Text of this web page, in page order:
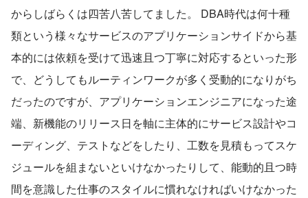
からしばらくは四苦八苦してました。 DBA時代は何十種
類という様々なサービスのアプリケーションサイドから基
本的には依頼を受けて迅速且つ丁寧に対応するといった形
で、どうしてもルーティンワークが多く受動的になりがち
だったのですが、アプリケーションエンジニアになった途
端、新機能のリリース日を軸に主体的にサービス設計やコ
ーディング、テストなどをしたり、工数を見積もってスケ
ジュールを組まないといけなかったりして、能動的且つ時
間を意識した仕事のスタイルに慣れなければいけなかった